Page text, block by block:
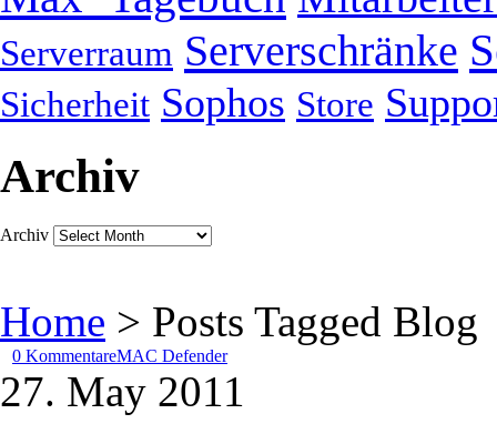
Serverraum Serverschränke
Sicherheit Sophos Store
Archiv
Archiv
Home > Posts Tagged Blog
0 KommentareMAC Defender
27. May 2011